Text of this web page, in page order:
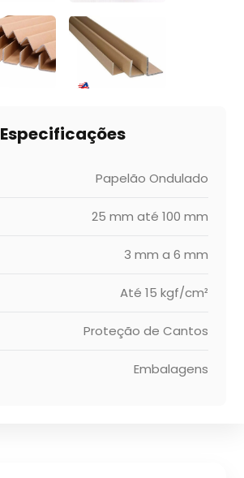
Especificações
Papelão Ondulado
25 mm até 100 mm
3 mm a 6 mm
Até 15 kgf/cm²
Proteção de Cantos
Embalagens